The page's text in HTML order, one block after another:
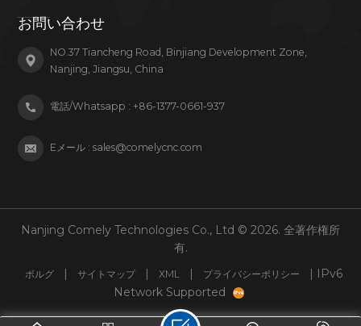
お問い合わせ
NO.37 Tiancheng Road, Binjiang Development Zone,
Nanjing, Jiangsu, China
電話/Whatsapp : +86-1377-0661-937
Eメール :sales@comelycnc.com
Nanjing Comely Technologies Co., Ltd © 2026. 全著作権所
有.
ボルグ | サイトマップ | XML | プライバシーポリシー
| IPv6
Network Supported